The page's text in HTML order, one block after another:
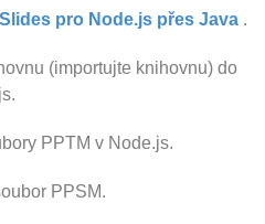
pro Node.js přes Java .
(importujte knihovnu) do
PPTM v Node.js.
PPSM.